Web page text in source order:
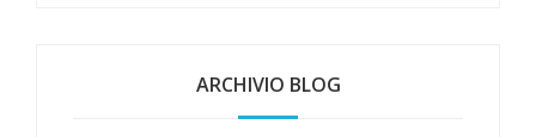
ARCHIVIO BLOG